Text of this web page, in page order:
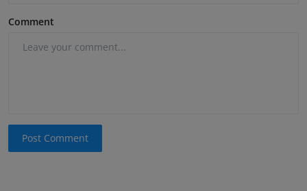
Comment
Post Comment